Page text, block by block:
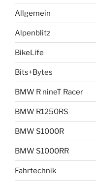
Allgemein
Alpenblitz
BikeLife
Bits+Bytes
BMW R nineT Racer
BMW R1250RS
BMW S1000R
BMW S1000RR
Fahrtechnik